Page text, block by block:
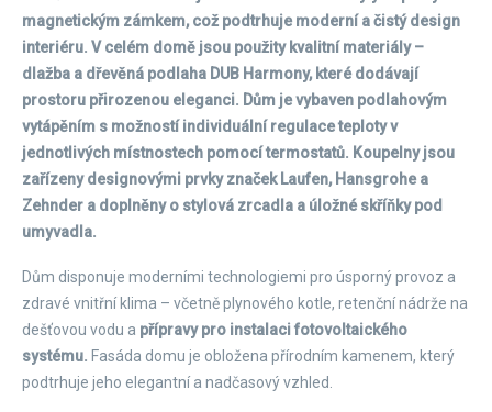
magnetickým zámkem, což podtrhuje moderní a čistý design
interiéru. V celém domě jsou použity kvalitní materiály –
dlažba a dřevěná podlaha DUB Harmony, které dodávají
prostoru přirozenou eleganci. Dům je vybaven podlahovým
vytápěním s možností individuální regulace teploty v
jednotlivých místnostech pomocí termostatů. Koupelny jsou
zařízeny designovými prvky značek Laufen, Hansgrohe a
Zehnder a doplněny o stylová zrcadla a úložné skříňky pod
umyvadla.
Dům disponuje moderními technologiemi pro úsporný provoz a
zdravé vnitřní klima – včetně plynového kotle, retenční nádrže na
dešťovou vodu a přípravy pro instalaci fotovoltaického
systému. Fasáda domu je obložena přírodním kamenem, který
podtrhuje jeho elegantní a nadčasový vzhled.